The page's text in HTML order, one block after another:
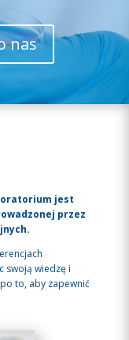
nas
jest
przez
swoją wiedzę i
to, aby zapewnić